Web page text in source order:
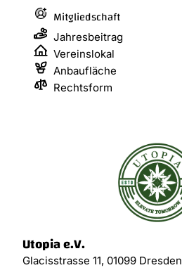
Mitgliedschaft
Jahresbeitrag
Vereinslokal
Anbaufläche
Rechtsform
Utopia e.V.
Glacisstrasse 11, 01099 Dresden